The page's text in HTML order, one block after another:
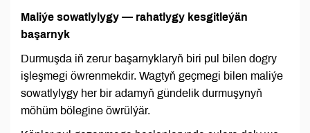
Maliýe sowatlylygy — rahatlygy kesgitleýän
başarnyk
Durmuşda iň zerur başarnyklaryň biri pul bilen dogry
işleşmegi öwrenmekdir. Wagtyň geçmegi bilen maliýe
sowatlylygy her bir adamyň gündelik durmuşynyň
möhüm bölegine öwrülýär.